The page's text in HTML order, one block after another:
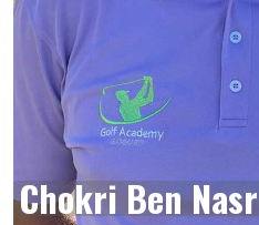
Chokri Ben Nasr